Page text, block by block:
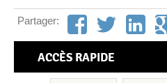
Partager:
ACCÈS RAPIDE